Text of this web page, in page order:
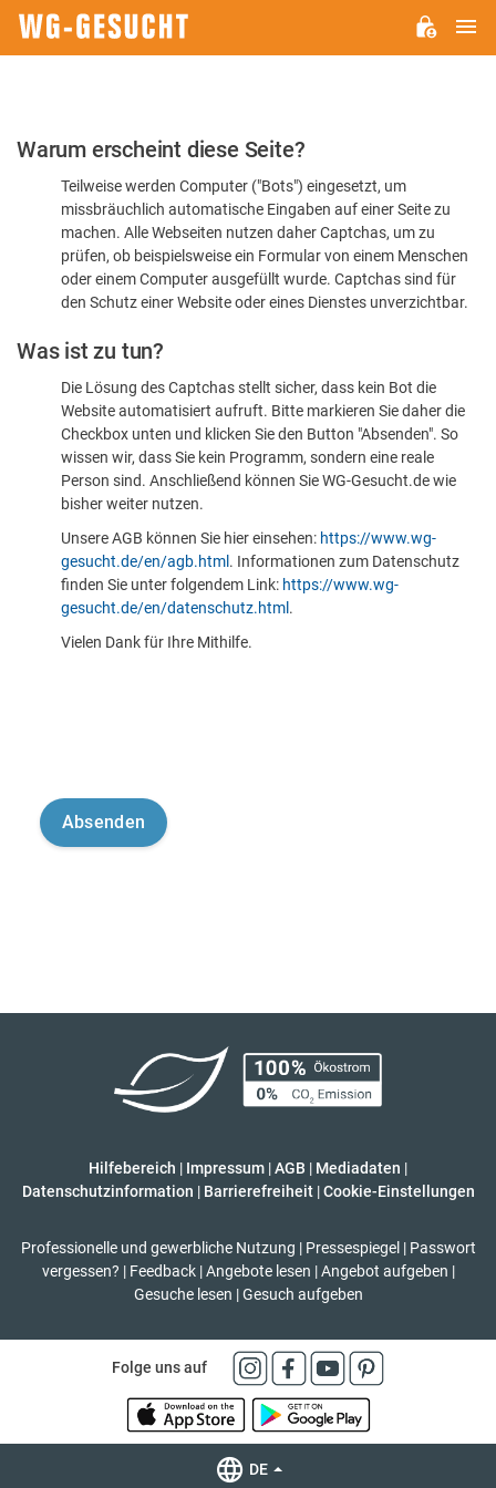
Bitte
dass
sind
Warum erscheint diese Seite?
Teilweise werden Computer ("Bots") eingesetzt, um
missbräuchlich automatische Eingaben auf einer Seite zu
machen. Alle Webseiten nutzen daher Captchas, um zu
prüfen, ob beispielsweise ein Formular von einem Menschen
oder einem Computer ausgefüllt wurde. Captchas sind für
den Schutz einer Website oder eines Dienstes unverzichtbar.
Was ist zu tun?
Die Lösung des Captchas stellt sicher, dass kein Bot die
Website automatisiert aufruft. Bitte markieren Sie daher die
Checkbox unten und klicken Sie den Button "Absenden". So
wissen wir, dass Sie kein Programm, sondern eine reale
Person sind. Anschließend können Sie WG-Gesucht.de wie
bisher weiter nutzen.
Unsere AGB können Sie hier einsehen: https://www.wg-
gesucht.de/en/agb.html . Informationen zum Datenschutz
finden Sie unter folgendem Link: https://www.wg-
gesucht.de/en/datenschutz.html .
Vielen Dank für Ihre Mithilfe.
Hilfebereich | Impressum |AGB | Mediadaten |
Datenschutzinformation | Barrierefreiheit | Cookie-Einstellungen
Professionelle und gewerbliche Nutzung | Pressespiegel | Passwort
vergessen? | Feedback | Angebote lesen | Angebot aufgeben |
Gesuche lesen | Gesuch aufgeben
Folge uns auf
DE